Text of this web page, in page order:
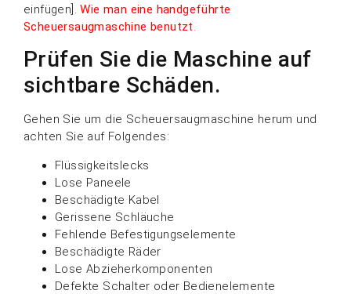
einfügen].Wie man eine handgeführte
Scheuersaugmaschine benutzt.
Prüfen Sie die Maschine auf
sichtbare Schäden.
Gehen Sie um die Scheuersaugmaschine herum und
achten Sie auf Folgendes:
Flüssigkeitslecks
Lose Paneele
Beschädigte Kabel
Gerissene Schläuche
Fehlende Befestigungselemente
Beschädigte Räder
Lose Abzieherkomponenten
Defekte Schalter oder Bedienelemente